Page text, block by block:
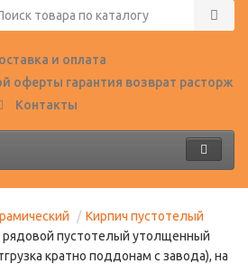
и оплата
оферты гарантия возврат
Контакты
Кирпич пустотелый
рядовой пустотелый утолщенный
кратно поддонам с завода), на